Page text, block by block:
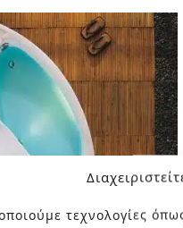
τεχνολογίες